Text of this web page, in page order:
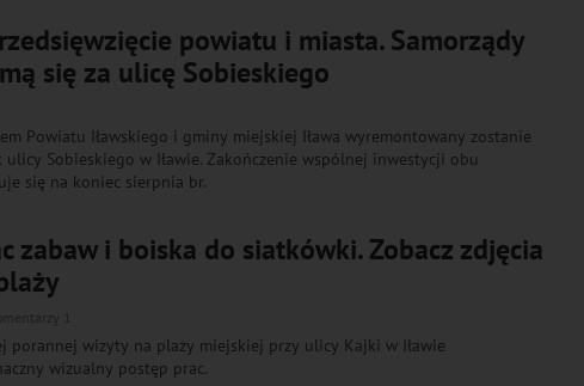
powiatu i miasta. Samorządy
się za ulicę Sobieskiego
Powiatu Iławskiego i gminy miejskiej Iława wyremontowany zostanie
Sobieskiego w Iławie. Zakończenie wspólnej inwestycji obu
się na koniec sierpnia br.
zabaw i boiska do siatkówki. Zobacz zdjęcia
porannej wizyty na plaży miejskiej przy ulicy Kajki w Iławie
wizualny postęp prac.